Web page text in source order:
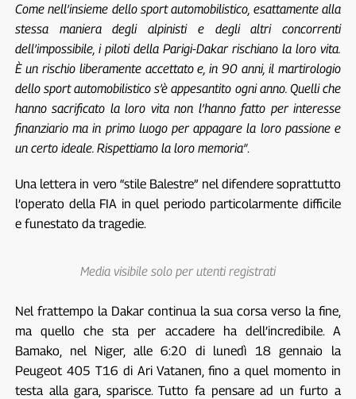
Come nell’insieme dello sport automobilistico, esattamente alla
stessa maniera degli alpinisti e degli altri concorrenti
dell’impossibile, i piloti della Parigi-Dakar rischiano la loro vita.
È un rischio liberamente accettato e, in 90 anni, il martirologio
dello sport automobilistico s’è appesantito ogni anno. Quelli che
hanno sacrificato la loro vita non l’hanno fatto per interesse
finanziario ma in primo luogo per appagare la loro passione e
un certo ideale. Rispettiamo la loro memoria”.
Una lettera in vero “stile Balestre” nel difendere soprattutto
l’operato della FIA in quel periodo particolarmente difficile
e funestato da tragedie.
Media visibile solo per utenti registrati
Nel frattempo la Dakar continua la sua corsa verso la fine,
ma quello che sta per accadere ha dell’incredibile. A
Bamako, nel Niger, alle 6:20 di lunedì 18 gennaio la
Peugeot 405 T16 di Ari Vatanen, fino a quel momento in
testa alla gara, sparisce. Tutto fa pensare ad un furto a